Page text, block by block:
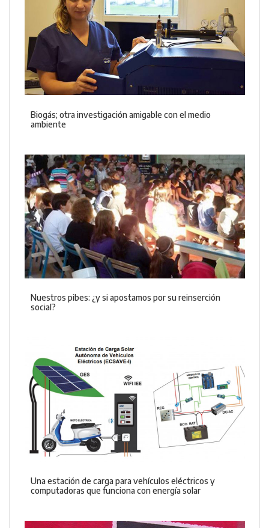
Biogás; otra investigación amigable con el medio
ambiente
Nuestros pibes: ¿y si apostamos por su reinserción
social?
Una estación de carga para vehículos eléctricos y
computadoras que funciona con energía solar